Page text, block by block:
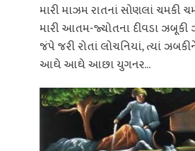
મારી માઝમ રાતનાં સોણલાં ચમકી
મારી આતમ-જ્યોતના દીવડા
જંપે જરી રોતાં લોચનિયાં, ત્યાં
આઘે આઘે આછા યુગનર...